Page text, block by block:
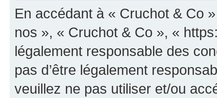
En accédant à « Cruchot & Co
nos », « Cruchot & Co », «
légalement responsable des
pas d’être légalement
veuillez ne pas utiliser et/ou